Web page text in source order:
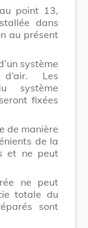
point 13,
dans
au présent
système
Les
système
fixées
de manière
de la
et ne peut
ne peut
totale du
sont